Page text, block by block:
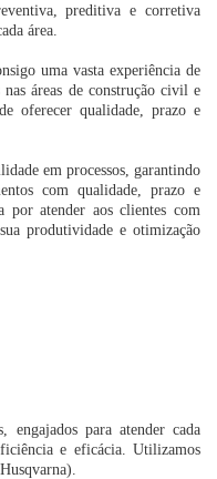
preditiva e corretiva
área.
uma vasta experiência de
áreas de construção civil e
oferecer qualidade, prazo e
em processos, garantindo
com qualidade, prazo e
por atender aos clientes com
produtividade e otimização
engajados para atender cada
e eficácia. Utilizamos